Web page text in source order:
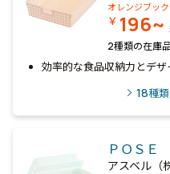
オレンジブッ
￥ 196~
2種類の在庫
効率的な食品収納力とデザ
18種
ＰＯＳＥ
アスベル（